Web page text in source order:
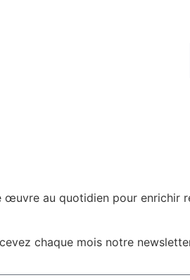
œuvre au quotidien pour
chaque mois notre